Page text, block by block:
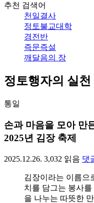
추천 검색어
천일결사
정토불교대학
경전반
즉문즉설
깨달음의 장
정토행자의 실천
통일
손과 마음을 모아 만
2025년 김장 축제
2025.12.26. 3,032 읽음 댓
김장이라는 이름으
치를 담그는 봉사
을 나누는 따뜻한